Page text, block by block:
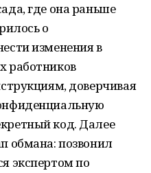
где она раньше
о
изменения в
работников
доверчивая
код. Далее
обмана: позвонил
экспертом по